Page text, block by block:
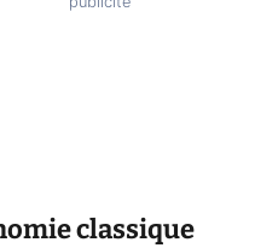
classique